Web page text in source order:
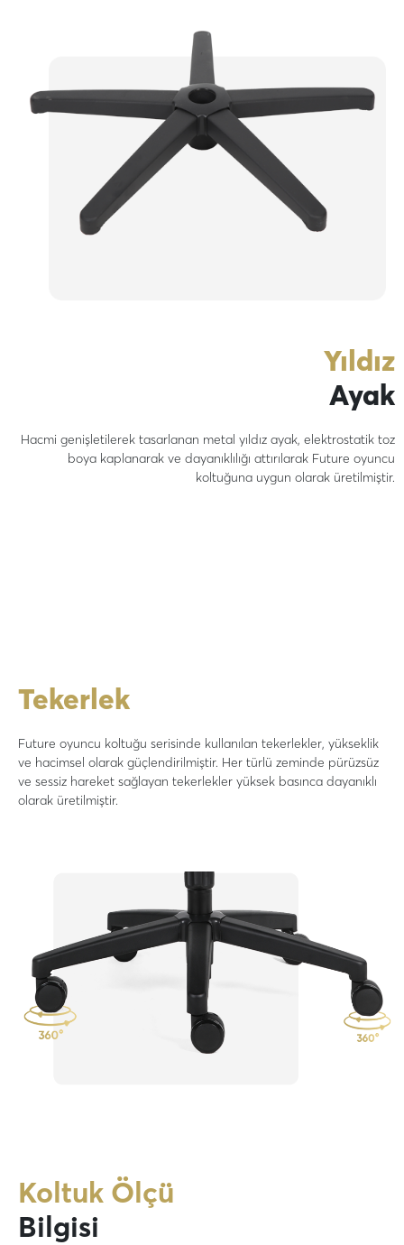
Yıldız
Ayak
Hacmi genişletilerek tasarlanan metal yıldız ayak, elektrostatik toz
boya kaplanarak ve dayanıklılığı attırılarak Future oyuncu
koltuğuna uygun olarak üretilmiştir.
Tekerlek
Future oyuncu koltuğu serisinde kullanılan tekerlekler, yükseklik
ve hacimsel olarak güçlendirilmiştir. Her türlü zeminde pürüzsüz
ve sessiz hareket sağlayan tekerlekler yüksek basınca dayanıklı
olarak üretilmiştir.
Koltuk Ölçü
Bilgisi